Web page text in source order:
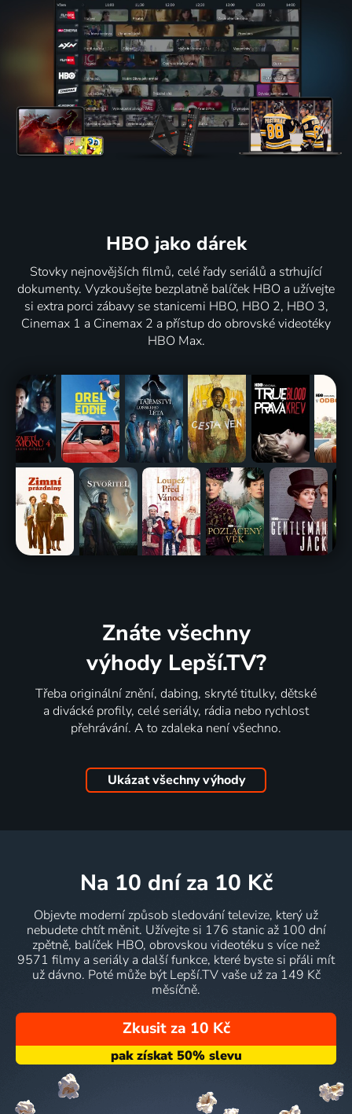
HBO jako dárek
Stovky nejnovějších filmů, celé řady seriálů a strhující
dokumenty. Vyzkoušejte bezplatně balíček HBO a užívejte
si extra porci zábavy se stanicemi HBO, HBO 2, HBO 3,
Cinemax 1 a Cinemax 2 a přístup do obrovské videotéky
HBO Max.
Znáte všechny
výhody Lepší.TV?
Třeba originální znění, dabing, skryté titulky, dětské
a divácké profily, celé seriály, rádia nebo rychlost
přehrávání. A to zdaleka není všechno.
Ukázat všechny výhody
na 10 dní za 10 Kč
Objevte moderní způsob sledování televize, který už
nebudete chtít měnit. Užívejte si 176 stanic až 100 dní
zpětně, balíček HBO, obrovskou videotéku s více než
9571 filmy a seriály a další funkce, které byste si přáli mít
už dávno. Poté může být Lepší.TV vaše už za 149 Kč
měsíčně.
Zkusit za 10 Kč